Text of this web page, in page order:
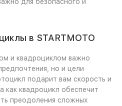
для безопасного и
в STARTMOTO
и квадроциклом важно
но и цели
подарит вам скорость и
как квадроцикл обеспечит
преодоления сложных